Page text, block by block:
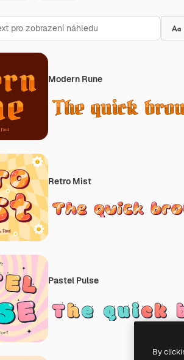
Modern Rune
Retro Mist
Pastel Pulse
By